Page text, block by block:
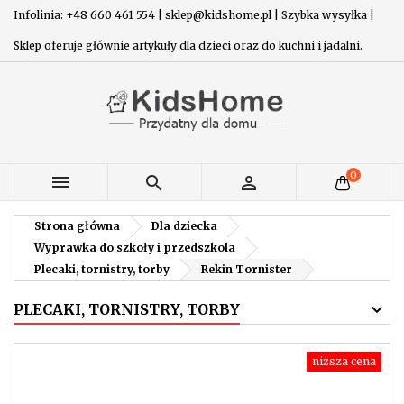
Infolinia: +48 660 461 554 | sklep@kidshome.pl | Szybka wysyłka |
Sklep oferuje głównie artykuły dla dzieci oraz do kuchni i jadalni.
   0
Strona główna
Dla dziecka
Wyprawka do szkoły i przedszkola
Plecaki, tornistry, torby
Rekin Tornister
PLECAKI, TORNISTRY, TORBY
niższa cena